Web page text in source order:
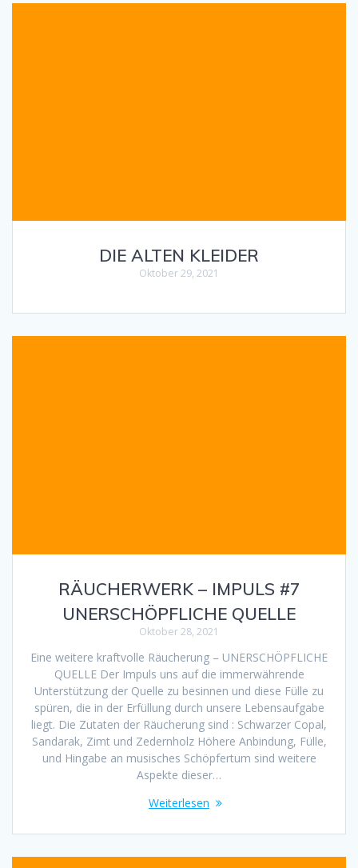
DIE ALTEN KLEIDER
Oktober 29, 2021
RÄUCHERWERK – IMPULS #7
UNERSCHÖPFLICHE QUELLE
Oktober 28, 2021
Eine weitere kraftvolle Räucherung – UNERSCHÖPFLICHE
QUELLE Der Impuls uns auf die immerwährende
Unterstützung der Quelle zu besinnen und diese Fülle zu
spüren, die in der Erfüllung durch unsere Lebensaufgabe
liegt. Die Zutaten der Räucherung sind : Schwarzer Copal,
Sandarak, Zimt und Zedernholz Höhere Anbindung, Fülle,
und Hingabe an musisches Schöpfertum sind weitere
Aspekte dieser…
Weiterlesen